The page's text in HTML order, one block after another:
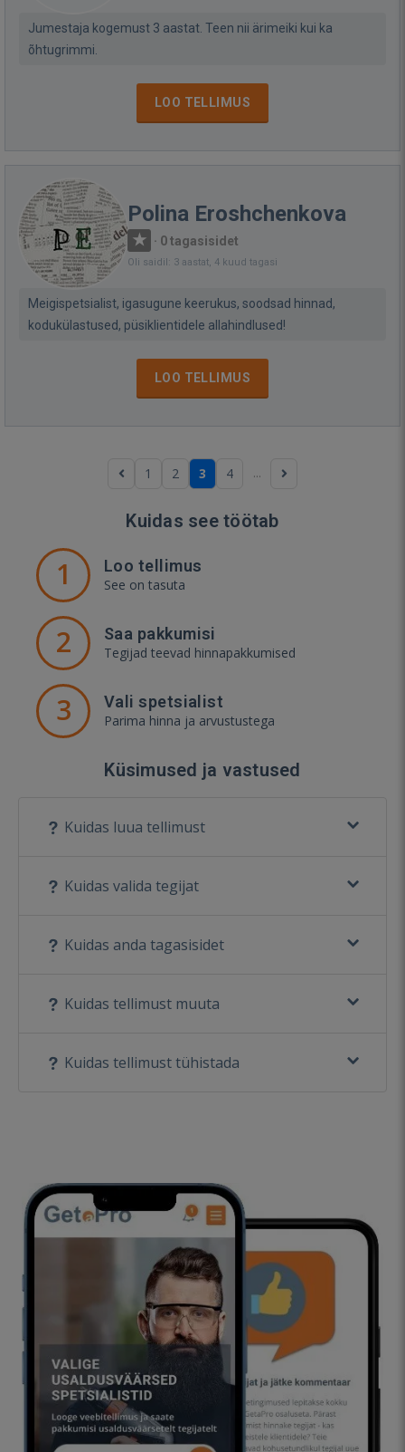
Jumestaja kogemust 3 aastat. Teen nii ärimeiki kui ka
õhtugrimmi.
LOO TELLIMUS
Polina Eroshchenkova
· 0 tagasisidet
Oli saidil: 3 aastat, 4 kuud tagasi
Meigispetsialist, igasugune keerukus, soodsad hinnad,
kodukülastused, püsiklientidele allahindlused!
LOO TELLIMUS
1 2 3 4 ...
Kuidas see töötab
1 Loo tellimus
See on tasuta
2 Saa pakkumisi
Tegijad teevad hinnapakkumised
3 Vali spetsialist
Parima hinna ja arvustustega
Küsimused ja vastused
Kuidas luua tellimust
Kuidas valida tegijat
Kuidas anda tagasisidet
Kuidas tellimust muuta
Kuidas tellimust tühistada